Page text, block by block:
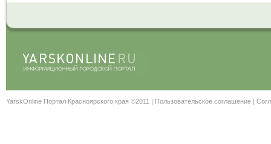
YarskOnline Портал Красноярского края ©2011 | Пользовательское соглашение |